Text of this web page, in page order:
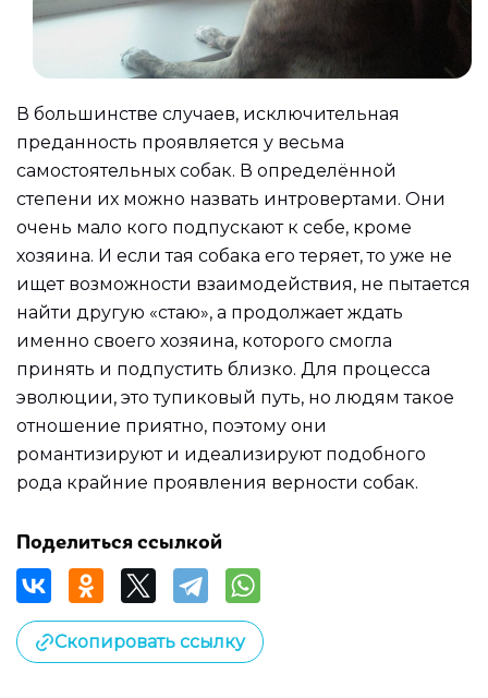
В большинстве случаев, исключительная
преданность проявляется у весьма
самостоятельных собак. В определённой
степени их можно назвать интровертами. Они
очень мало кого подпускают к себе, кроме
хозяина. И если тая собака его теряет, то уже не
ищет возможности взаимодействия, не пытается
найти другую «стаю», а продолжает ждать
именно своего хозяина, которого смогла
принять и подпустить близко. Для процесса
эволюции, это тупиковый путь, но людям такое
отношение приятно, поэтому они
романтизируют и идеализируют подобного
рода крайние проявления верности собак.
Поделиться ссылкой
Скопировать ссылку